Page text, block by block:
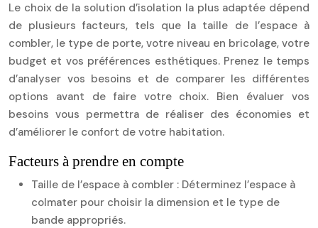
Le choix de la solution d’isolation la plus adaptée dépend
de plusieurs facteurs, tels que la taille de l’espace à
combler, le type de porte, votre niveau en bricolage, votre
budget et vos préférences esthétiques. Prenez le temps
d’analyser vos besoins et de comparer les différentes
options avant de faire votre choix. Bien évaluer vos
besoins vous permettra de réaliser des économies et
d’améliorer le confort de votre habitation.
Facteurs à prendre en compte
Taille de l’espace à combler : Déterminez l’espace à
colmater pour choisir la dimension et le type de
bande appropriés.